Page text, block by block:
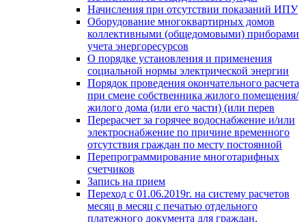
Начисления при отсутствии показаний ИПУ
Оборудование многоквартирных домов
коллективными (общедомовыми) приборами
учета энергоресурсов
О порядке установления и применения
социальной нормы электрической энергии
Порядок проведения окончательного расчета
при смене собственника жилого помещения/
жилого дома (или его части) (или перев
Перерасчет за горячее водоснабжение и/или
электроснабжение по причине временного
отсутствия граждан по месту постоянной
Перепрограммирование многотарифных
счетчиков
Запись на прием
Переход с 01.06.2019г. на систему расчетов
месяц в месяц с печатью отдельного
платежного документа для граждан,